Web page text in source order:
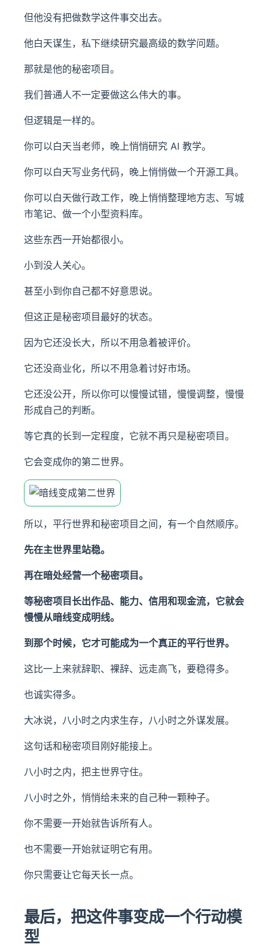
但他没有把做数学这件事交出去。
他白天谋生，私下继续研究最高级的数学问题。
那就是他的秘密项目。
我们普通人不一定要做这么伟大的事。
但逻辑是一样的。
你可以白天当老师，晚上悄悄研究 AI 教学。
你可以白天写业务代码，晚上悄悄做一个开源工具。
你可以白天做行政工作，晚上悄悄整理地方志、写城
市笔记、做一个小型资料库。
这些东西一开始都很小。
小到没人关心。
甚至小到你自己都不好意思说。
但这正是秘密项目最好的状态。
因为它还没长大，所以不用急着被评价。
它还没商业化，所以不用急着讨好市场。
它还没公开，所以你可以慢慢试错，慢慢调整，慢慢
形成自己的判断。
等它真的长到一定程度，它就不再只是秘密项目。
它会变成你的第二世界。
所以，平行世界和秘密项目之间，有一个自然顺序。
先在主世界里站稳。
再在暗处经营一个秘密项目。
等秘密项目长出作品、能力、信用和现金流，它就会
慢慢从暗线变成明线。
到那个时候，它才可能成为一个真正的平行世界。
这比一上来就辞职、裸辞、远走高飞，要稳得多。
也诚实得多。
大冰说，八小时之内求生存，八小时之外谋发展。
这句话和秘密项目刚好能接上。
八小时之内，把主世界守住。
八小时之外，悄悄给未来的自己种一颗种子。
你不需要一开始就告诉所有人。
也不需要一开始就证明它有用。
你只需要让它每天长一点。
最后，把这件事变成一个行动模
型